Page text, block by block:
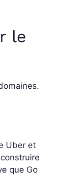
le
Uber et
que Go